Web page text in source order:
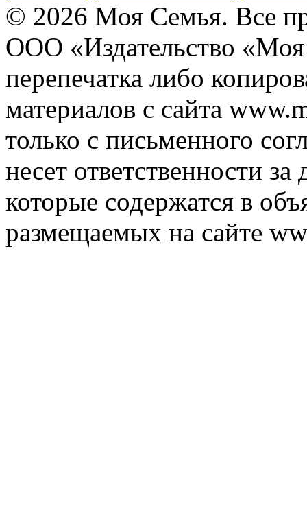
© 2026 Моя Семья. Все
ООО «Издательство
перепечатка либо
материалов с сайта
только с письменного
несет ответственности
которые содержатся в
размещаемых на сайте